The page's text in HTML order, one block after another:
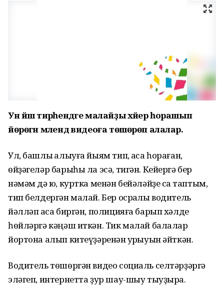
Ун йәш тирәһендәге малайҙы хәйер һорашып
йөрөгән мәлендә видеоға төшөрөп алалар.
Ул, башлыҡ алыуға йыям тип, аҡса һораған,
өйҙәгеләр барыһы ла эсә, тигән. Кейергә бер
нәмәм дә юҡ, куртка менән бейәләйҙе саҡ таптым,
тип белдергән малай. Бер осраҡлы водитель
йәлләп аҡса биргән, полицияға барып хәлде
һөйләргә кәңәш иткән. Тик малай балалар
йортона алып китеүҙәренән ҡурҡыуын әйткән.
Водитель төшөргән видео социаль селтәрҙәргә
эләгеп, интернетта ҙур шау-шыу тыуҙыра.